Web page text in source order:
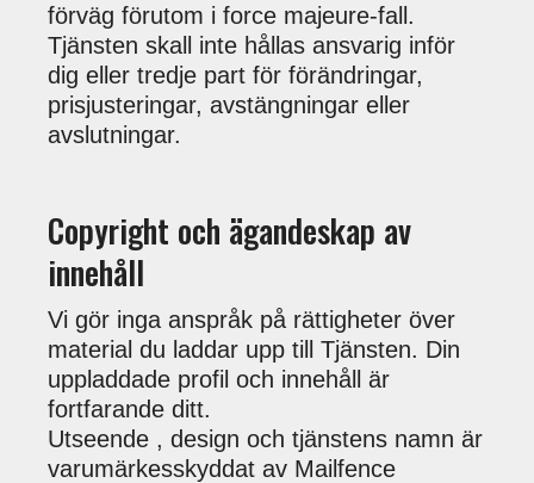
förväg förutom i force majeure-fall.
Tjänsten skall inte hållas ansvarig inför
dig eller tredje part för förändringar,
prisjusteringar, avstängningar eller
avslutningar.
Copyright och ägandeskap av
innehåll
Vi gör inga anspråk på rättigheter över
material du laddar upp till Tjänsten. Din
uppladdade profil och innehåll är
fortfarande ditt.
Utseende , design och tjänstens namn är
varumärkesskyddat av Mailfence